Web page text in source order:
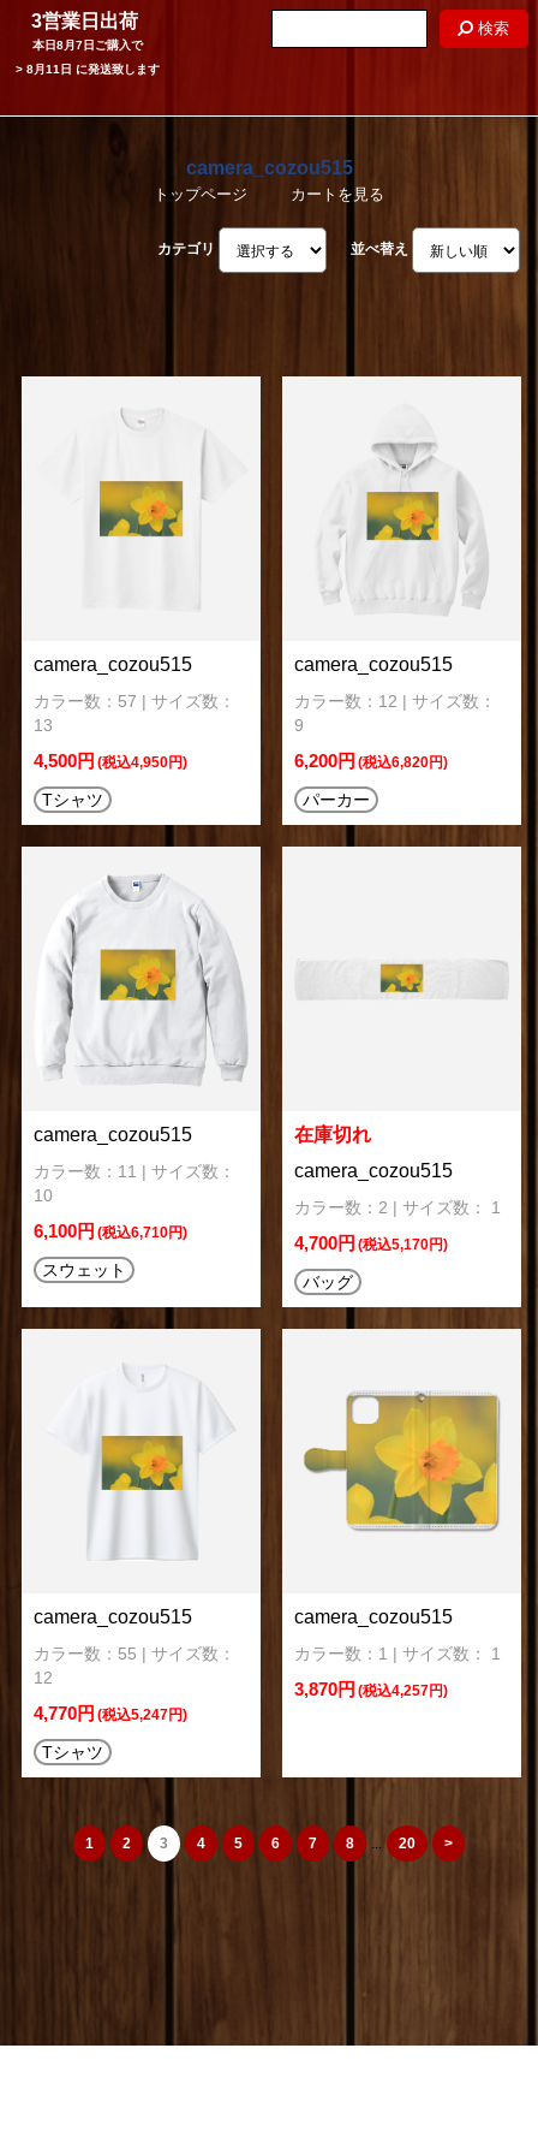
3営業日出荷
本日8月7日 ご購入で
> 8月11日 に発送致します
検索
camera_cozou515
トップページ カートを見る
カテゴリ 並べ替え
camera_cozou515
カラー数：57 | サイズ数：
13
4,500円 (税込4,950円)
Tシャツ
camera_cozou515
カラー数：12 | サイズ数：
9
6,200円 (税込6,820円)
パーカー
camera_cozou515
カラー数：11 | サイズ数：
10
6,100円 (税込6,710円)
スウェット
在庫切れ
camera_cozou515
カラー数：2 | サイズ数： 1
4,700円 (税込5,170円)
バッグ
camera_cozou515
カラー数：55 | サイズ数：
12
4,770円 (税込5,247円)
Tシャツ
camera_cozou515
カラー数：1 | サイズ数： 1
3,870円 (税込4,257円)
1 2 3 4 5 6 7 8 ... 20 >